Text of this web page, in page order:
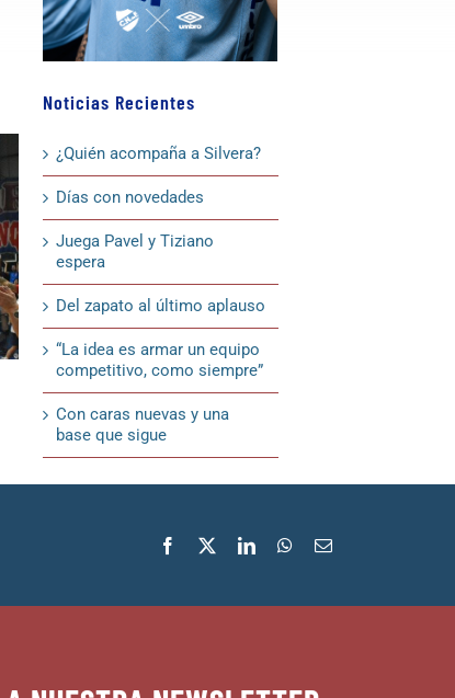
¿Quién acompaña a Silvera?
6 de agosto de 2026
Noticias Recientes
¿Quién acompaña a Silvera?
Días con novedades
Juega Pavel y Tiziano
espera
Del zapato al último aplauso
“La idea es armar un equipo
competitivo, como siempre”
Con caras nuevas y una
base que sigue